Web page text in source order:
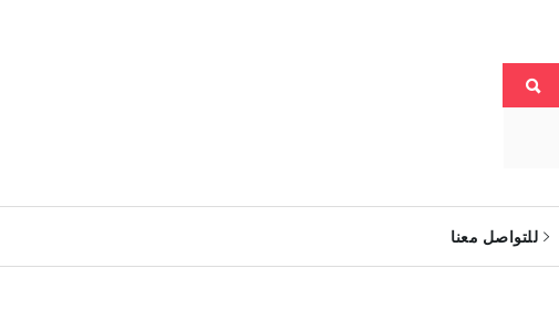
للتواصل معنا